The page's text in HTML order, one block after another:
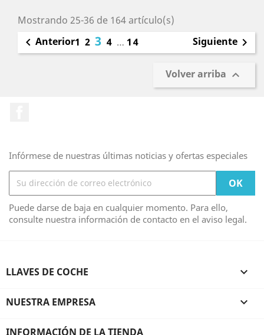
Mostrando 25-36 de 164 artículo(s)
 Anterior1 2 3 4 … 14 Siguiente 
Volver arriba 
Infórmese de nuestras últimas noticias y ofertas especiales
Puede darse de baja en cualquier momento. Para ello,
consulte nuestra información de contacto en el aviso legal.
LLAVES DE COCHE 
NUESTRA EMPRESA 
INFORMACIÓN DE LA TIENDA